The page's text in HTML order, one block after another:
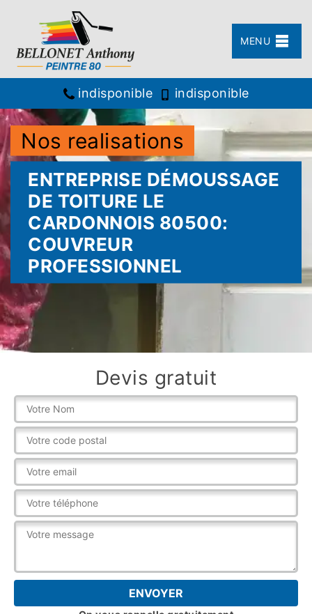
MENU
indisponible indisponible
Nos realisations
ENTREPRISE DÉMOUSSAGE
DE TOITURE LE
CARDONNOIS 80500:
COUVREUR
PROFESSIONNEL
Devis gratuit